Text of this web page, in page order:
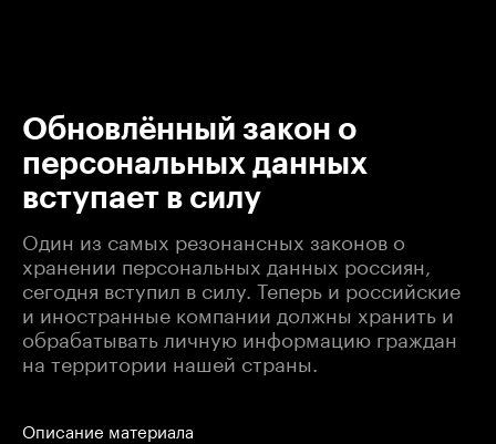
Обновлённый закон о
персональных данных
вступает в силу
Один из самых резонансных законов о
хранении персональных данных россиян,
сегодня вступил в силу. Теперь и российские
и иностранные компании должны хранить и
обрабатывать личную информацию граждан
на территории нашей страны.
Описание материала